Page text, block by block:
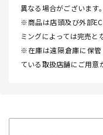
異なる場合がございます。
※商品は店頭及び外部
ミングによっては完売と
※在庫は遠隔倉庫に保
ている取扱店舗にご用意